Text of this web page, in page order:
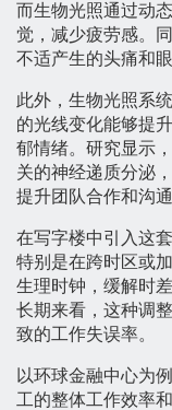
而生物光照通过动
觉，减少疲劳感。
不适产生的头痛和
此外，生物光照系
的光线变化能够提
郁情绪。研究显示
关的神经递质分泌
提升团队合作和沟通
在写字楼中引入这
特别是在跨时区或
生理时钟，缓解时
长期来看，这种调
致的工作失误率。
以环球金融中心为
工的整体工作效率